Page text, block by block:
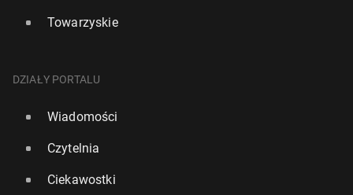
Towarzyskie
DZIAŁY PORTALU
Wiadomości
Czytelnia
Ciekawostki